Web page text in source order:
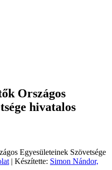
Országos
hivatalos
Egyesületeinek Szövetsége
| Készítette: Simon Nándor,